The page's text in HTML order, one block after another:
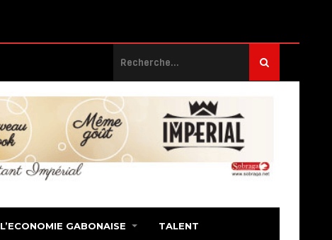
L’ECONOMIE GABONAISE TALENT